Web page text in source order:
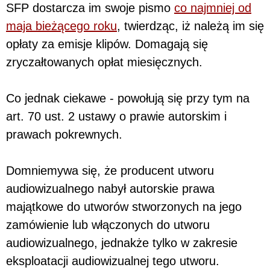
SFP dostarcza im swoje pismo co najmniej od
maja bieżącego roku, twierdząc, iż należą im się
opłaty za emisje klipów. Domagają się
zryczałtowanych opłat miesięcznych.
Co jednak ciekawe - powołują się przy tym na
art. 70 ust. 2 ustawy o prawie autorskim i
prawach pokrewnych.
Domniemywa się, że producent utworu
audiowizualnego nabył autorskie prawa
majątkowe do utworów stworzonych na jego
zamówienie lub włączonych do utworu
audiowizualnego, jednakże tylko w zakresie
eksploatacji audiowizualnej tego utworu.